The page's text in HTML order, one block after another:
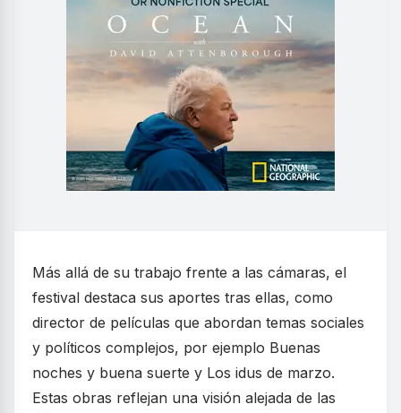
Más allá de su trabajo frente a las cámaras, el
festival destaca sus aportes tras ellas, como
director de películas que abordan temas sociales
y políticos complejos, por ejemplo Buenas
noches y buena suerte y Los idus de marzo.
Estas obras reflejan una visión alejada de las